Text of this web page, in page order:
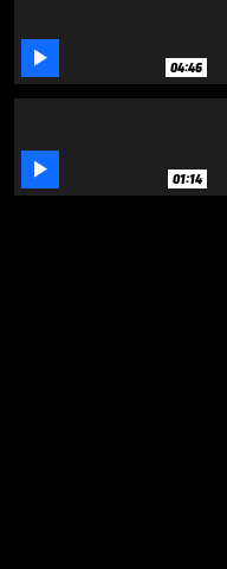
 04:46
 01:14